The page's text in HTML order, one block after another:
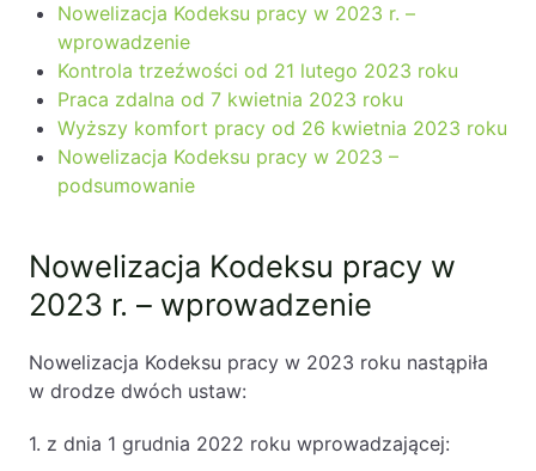
Obsługa korporacyjna
Bieżące doradztwo prawne
Bieżące doradztwo prawne dla spółek z
branży IT
Doradztwo podatkowe
Modelowanie i optymalizacja działalności IT
Przekształcenia spółek
Przygotowywanie umów w obrocie
międzynarodowym
Nowelizacja Kodeksu pracy w 2023 r. –
wprowadzenie
Kontrola trzeźwości od 21 lutego 2023 roku
Praca zdalna od 7 kwietnia 2023 roku
Wyższy komfort pracy od 26 kwietnia 2023 roku
Nowelizacja Kodeksu pracy w 2023 –
podsumowanie
Nowelizacja Kodeksu pracy w
2023 r. – wprowadzenie
Nowelizacja Kodeksu pracy w 2023 roku nastąpiła
w drodze dwóch ustaw:
1. z dnia 1 grudnia 2022 roku wprowadzającej: